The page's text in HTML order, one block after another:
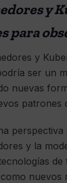
y
para
y
ser un
nuevas
patrones
y la